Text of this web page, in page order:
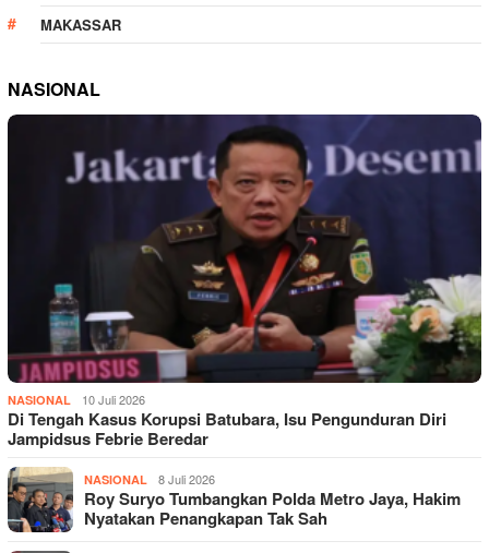
MAKASSAR
NASIONAL
NASIONAL 10 Juli 2026
Di Tengah Kasus Korupsi Batubara, Isu Pengunduran Diri
Jampidsus Febrie Beredar
NASIONAL 8 Juli 2026
Roy Suryo Tumbangkan Polda Metro Jaya, Hakim
Nyatakan Penangkapan Tak Sah